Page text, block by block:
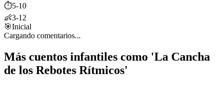
⏱️5-10
👶3-12
🎯Inicial
Cargando comentarios...
Más cuentos infantiles como 'La Cancha
de los Rebotes Rítmicos'